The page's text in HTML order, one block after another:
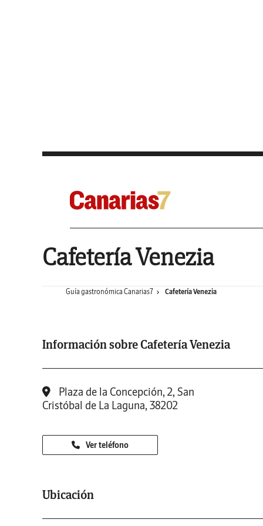
Cafetería Venezia
Guía gastronómica Canarias7 Cafetería Venezia
Información sobre Cafetería Venezia
Plaza de la Concepción, 2, San
Cristóbal de La Laguna, 38202
Ver teléfono
Ubicación